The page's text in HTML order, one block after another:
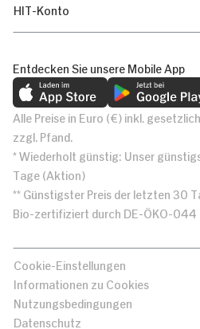
HIT-Konto
Entdecken Sie unsere Mobile App
Alle Preise in Euro (€) inkl.
zzgl. Pfand.
* Wiederholt günstig: Unser
Tage (Aktion)
** Günstigster Preis der letzten 30
Bio-zertifiziert durch DE-ÖKO-044
Cookie-Einstellungen
Informationen zu Cookies
Nutzungsbedingungen
Datenschutz